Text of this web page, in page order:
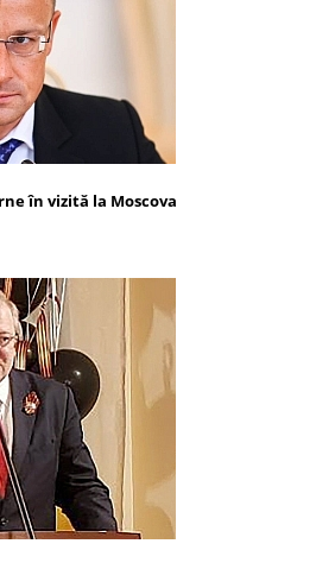
în vizită la Moscova